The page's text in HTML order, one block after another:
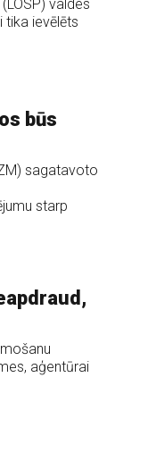
valdes
ievēlēts
būs
sagatavoto
starp
aģentūrai